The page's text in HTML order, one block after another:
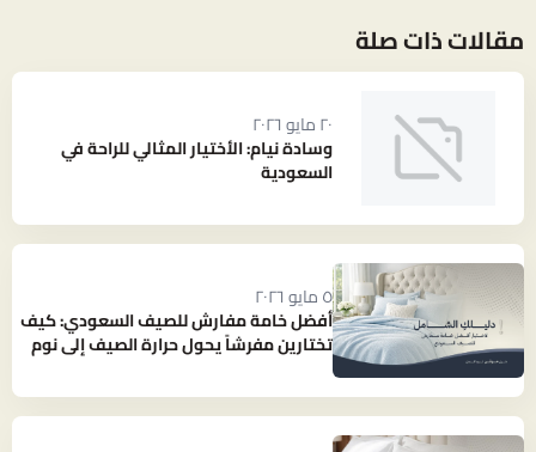
مقالات ذات صلة
٢٠ مايو ٢٠٢٦
وسادة نيام: الأختيار المثالي للراحة في
السعودية
٥ مايو ٢٠٢٦
أفضل خامة مفارش للصيف السعودي: كيف
تختارين مفرشاً يحول حرارة الصيف إلى نوم